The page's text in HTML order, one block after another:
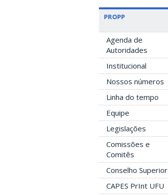
PROPP
Agenda de
Autoridades
Institucional
Nossos números
Linha do tempo
Equipe
Legislações
Comissões e
Comitês
Conselho Superior
CAPES PrInt UFU